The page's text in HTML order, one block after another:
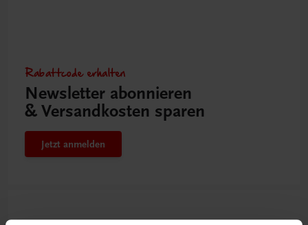
Rabattcode erhalten
Newsletter abonnieren
& Versandkosten sparen
Jetzt anmelden